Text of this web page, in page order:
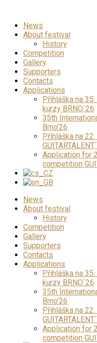
News
About festival
History
Competition
Gallery
Supporters
Contacts
Applications
Přihláška na
kurzy BRNO´26
35th
Brno’26
Přihláška na
Application for
competition
News
About festival
History
Competition
Gallery
Supporters
Contacts
Applications
Přihláška na
kurzy BRNO´26
35th
Brno’26
Přihláška na
Application for
competition